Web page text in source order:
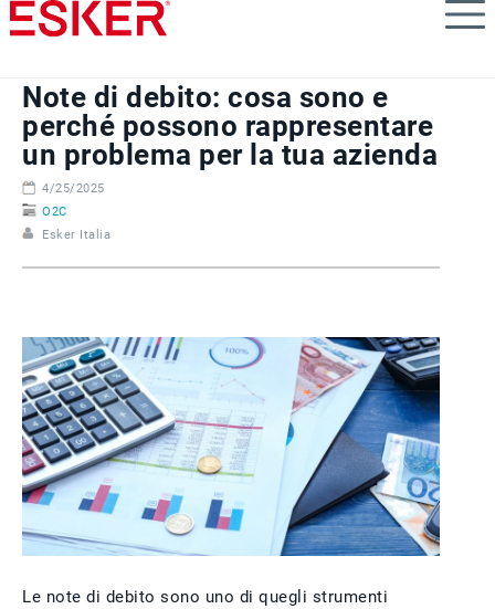
Skip
to
content
Note di debito: cosa sono e
perché possono rappresentare
un problema per la tua azienda
4/25/2025
O2C
Esker Italia
Le note di debito sono uno di quegli strumenti